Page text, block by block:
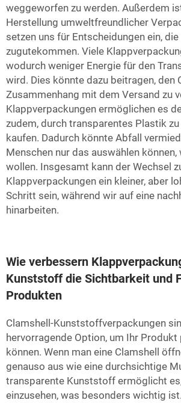
weggeworfen zu werden. Außerdem
Herstellung umweltfreundlicher
setzen uns für Entscheidungen ein,
zugutekommen. Viele
wodurch weniger Energie für den
wird. Dies könnte dazu beitragen, den
Zusammenhang mit dem Versand zu
Klappverpackungen ermöglichen es
zudem, durch transparentes Plastik
kaufen. Dadurch könnte Abfall
Menschen nur das auswählen
wollen. Insgesamt kann der Wechsel
Klappverpackungen ein kleiner, aber
Schritt sein, während wir auf eine
hinarbeiten.
Wie verbessern
Kunststoff die Sichtbarkeit und
Produkten
Clamshell-Kunststoffverpackungen
hervorragende Option, um Ihr Produkt
können. Wenn man eine Clamshell
genauso aus wie eine durchsichtige
transparente Kunststoff ermöglicht
einzusehen, was besonders wichtig